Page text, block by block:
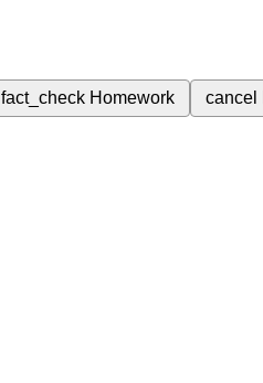
fact_check Homework cancel